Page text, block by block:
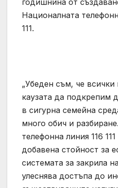
Националната
111.
„Убеден съм, че
каузата да подкрепим
в сигурна семейна
много обич и
телефонна линия 116
добавена стойност за
системата за закрила
улеснява достъпа до